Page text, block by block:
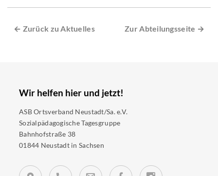
← Zurück zu Aktuelles Zur Abteilungsseite →
Wir helfen hier und jetzt!
ASB Ortsverband Neustadt/Sa. e.V.
Sozialpädagogische Tagesgruppe
Bahnhofstraße 38
01844 Neustadt in Sachsen